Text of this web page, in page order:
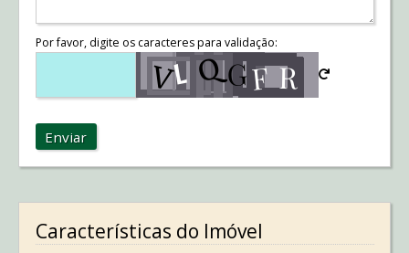
Por favor, digite os caracteres para validação:
Enviar
Características do Imóvel